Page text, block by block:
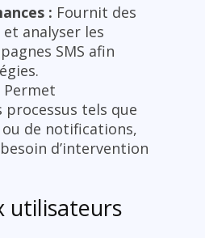
: Fournit des
analyser les
SMS afin
Permet
processus tels que
ou de notifications,
d’intervention
utilisateurs